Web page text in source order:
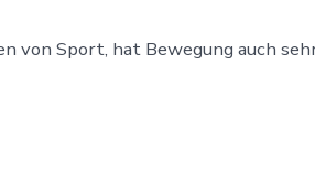
von Sport, hat Bewegung auch